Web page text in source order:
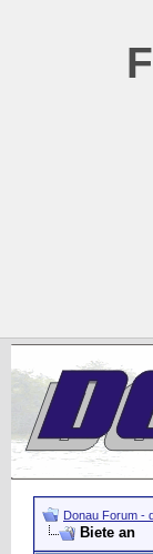
Donau Forum -
Biete an